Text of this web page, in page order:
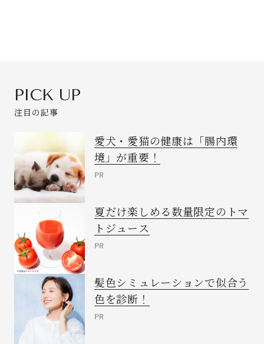
PICK UP
注目の記事
愛犬・愛猫の健康は「腸内環
境」が重要！
PR
夏だけ楽しめる数量限定のトマ
トジュース
PR
髪色シミュレーションで似合う
色を診断！
PR